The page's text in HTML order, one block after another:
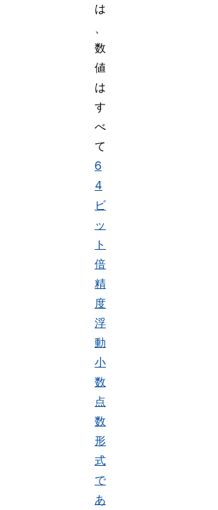
は
数
値
は
す
べ
て
6
4
ビ
ッ
ト
倍
精
度
浮
動
小
数
点
数
形
式
で
あ